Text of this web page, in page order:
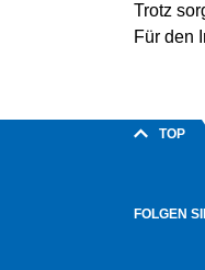
Trotz
Für den
TOP
FOLGEN